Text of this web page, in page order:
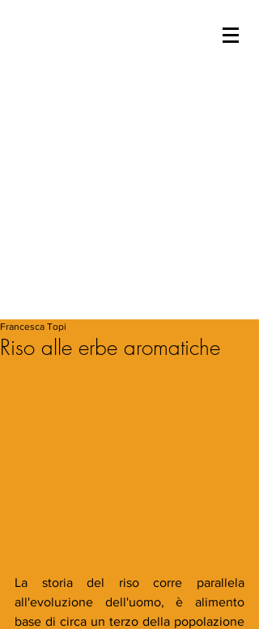
Riso alle erbe aromatiche
Francesca Topi
La storia del riso corre parallela
all'evoluzione dell'uomo, è alimento
base di circa un terzo della popolazione